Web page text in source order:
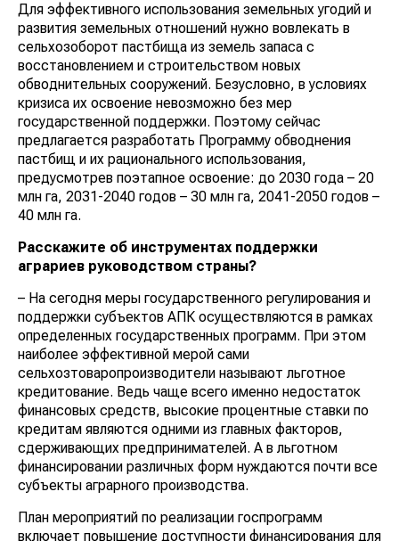
Для эффективного использования земельных угодий и
развития земельных отношений нужно вовлекать в
сельхозоборот пастбища из земель запаса с
восстановлением и строительством новых
обводнительных сооружений. Безусловно, в условиях
кризиса их освоение невозможно без мер
государственной поддержки. Поэтому сейчас
предлагается разработать Программу обводнения
пастбищ и их рационального использования,
предусмотрев поэтапное освоение: до 2030 года – 20
млн га, 2031-2040 годов – 30 млн га, 2041-2050 годов –
40 млн га.
Расскажите об инструментах поддержки
аграриев руководством страны?
– На сегодня меры государственного регулирования и
поддержки субъектов АПК осуществляются в рамках
определенных государственных программ. При этом
наиболее эффективной мерой сами
сельхозтоваропроизводители называют льготное
кредитование. Ведь чаще всего именно недостаток
финансовых средств, высокие процентные ставки по
кредитам являются одними из главных факторов,
сдерживающих предпринимателей. А в льготном
финансировании различных форм нуждаются почти все
субъекты аграрного производства.
План мероприятий по реализации госпрограмм
включает повышение доступности финансирования для